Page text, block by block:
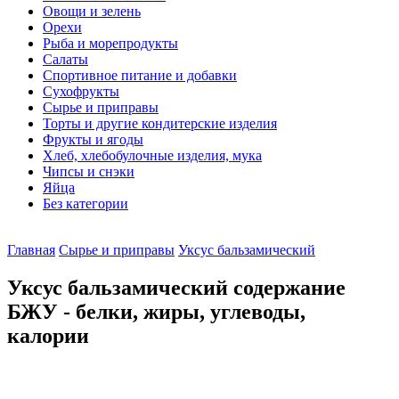
Овощи и зелень
Орехи
Рыба и морепродукты
Салаты
Спортивное питание и добавки
Сухофрукты
Сырье и приправы
Торты и другие кондитерские изделия
Фрукты и ягоды
Хлеб, хлебобулочные изделия, мука
Чипсы и снэки
Яйца
Без категории
Главная Сырье и приправы Уксус бальзамический
Уксус бальзамический содержание
БЖУ - белки, жиры, углеводы,
калории